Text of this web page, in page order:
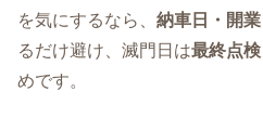
を気にするなら、 納車日・開
るだけ避け、滅門日は最終点
めです。